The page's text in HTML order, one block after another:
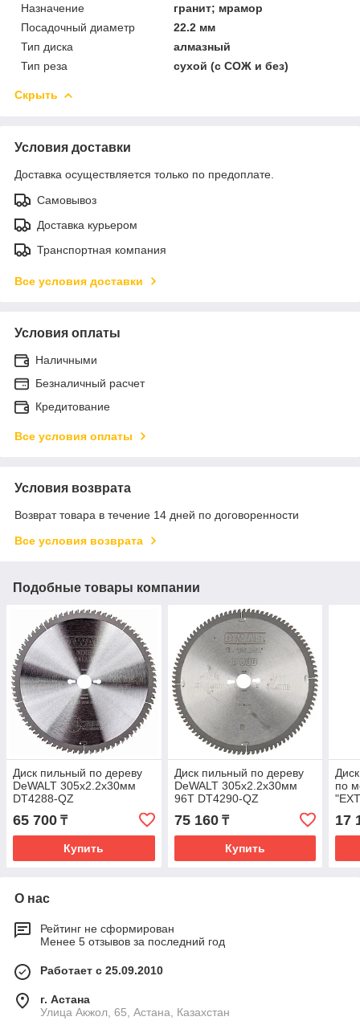
Назначение
гранит; мрамор
Посадочный диаметр
22.2 мм
Тип диска
алмазный
Тип реза
сухой (с СОЖ и без)
Скрыть
Условия доставки
Доставка осуществляется только по предоплате.
Самовывоз
Доставка курьером
Транспортная компания
Все условия доставки
Условия оплаты
Наличными
Безналичный расчет
Кредитование
Все условия оплаты
Условия возврата
Возврат товара в течение 14 дней по договоренности
Все условия возврата
Подобные товары компании
Диск пильный по дереву
DeWALT 305х2.2х30мм
DT4288-QZ
65 700 ₸
Купить
Диск пильный по дереву
DeWALT 305х2.2х30мм
96T DT4290-QZ
75 160₸
Купить
по
17
О нас
Рейтинг не сформирован
Менее 5 отзывов за последний год
Работает с 25.09.2010
г. Астана
Улица Акжол, 65, Астана, Казахстан